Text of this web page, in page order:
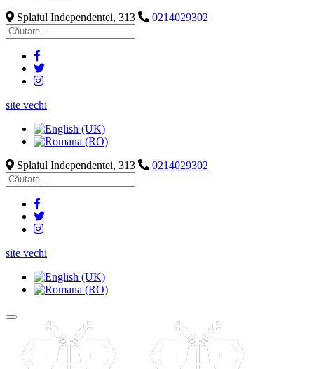
Splaiul Independentei, 313
0214029302
site vechi
Splaiul Independentei, 313 0214029302
site vechi